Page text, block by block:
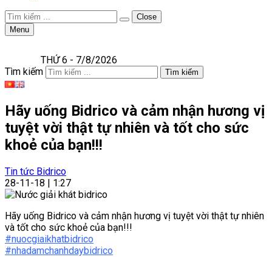
Close
Menu
THỨ 6 - 7/8/2026
Tìm kiếm
Tìm kiếm
Hãy uống Bidrico và cảm nhận hương vị
tuyệt vời thật tự nhiên và tốt cho sức
khoẻ của bạn!!!
Tin tức Bidrico
28-11-18 | 1:27
Hãy uống Bidrico và cảm nhận hương vị tuyệt vời thật tự nhiên
và tốt cho sức khoẻ của bạn!!!
#nuocgiaikhatbidrico
#nhadamchanhdaybidrico